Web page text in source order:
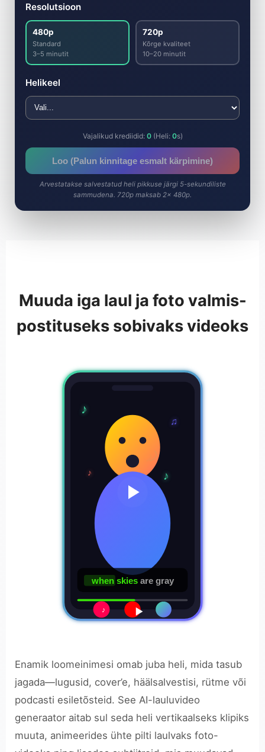
Resolutsioon
480p
Standard
3–5 minutit
720p
Kõrge kvaliteet
10–20 minutit
Helikeel
Vajalikud krediidid: 0(Heli: 0s)
Loo (Palun kinnitage esmalt kärpimine)
Arvestatakse salvestatud heli pikkuse järgi 5-sekundiliste
sammudena. 720p maksab 2× 480p.
Muuda iga laul ja foto valmis-
postituseks sobivaks videoks
Enamik loomeinimesi omab juba heli, mida tasub
jagada—lugusid, cover’e, häälsalvestisi, rütme või
podcasti esiletõsteid. See AI-lauluvideo
generaator aitab sul seda heli vertikaalseks klipiks
muuta, animeerides ühte pilti laulvaks foto-
♪
♫
♪
♪
when skiesare gray
♪